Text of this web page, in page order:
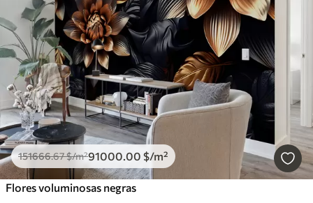
151666.67$/m²91000 .00 $/m²
Flores voluminosas negras